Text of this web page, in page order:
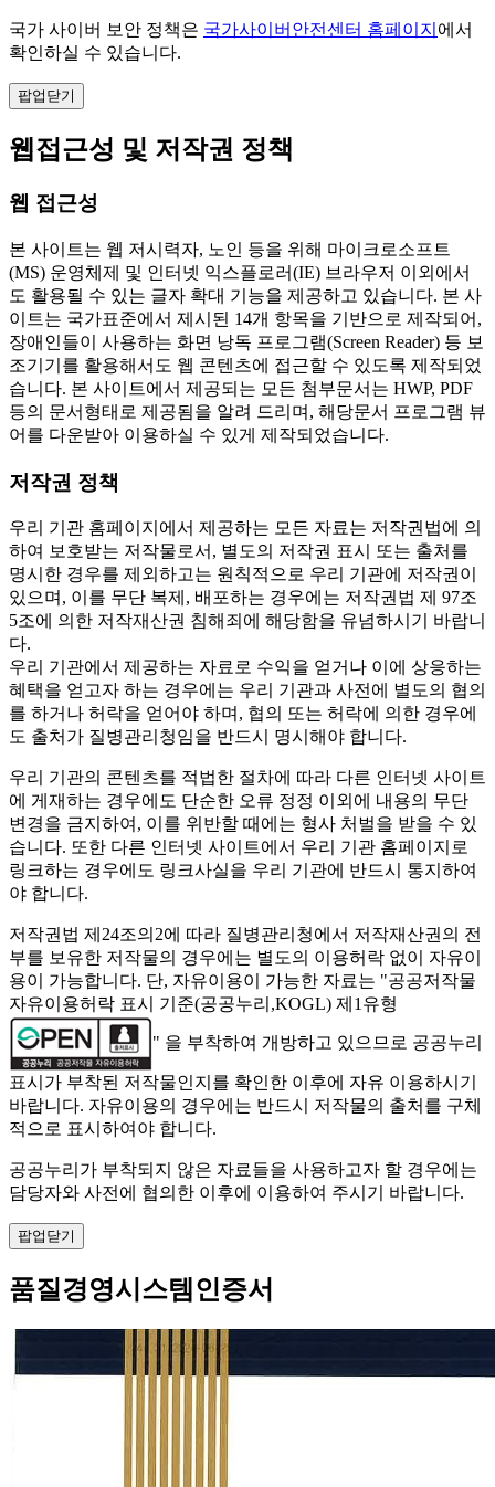
국가 사이버 보안 정책은 국가사이버안전센터 홈페이지 에서
확인하실 수 있습니다.
팝업닫기
웹접근성 및 저작권 정책
웹 접근성
본 사이트는 웹 저시력자, 노인 등을 위해 마이크로소프트
(MS) 운영체제 및 인터넷 익스플로러(IE) 브라우저 이외에서
도 활용될 수 있는 글자 확대 기능을 제공하고 있습니다. 본 사
이트는 국가표준에서 제시된 14개 항목을 기반으로 제작되어,
장애인들이 사용하는 화면 낭독 프로그램(Screen Reader) 등 보
조기기를 활용해서도 웹 콘텐츠에 접근할 수 있도록 제작되었
습니다. 본 사이트에서 제공되는 모든 첨부문서는 HWP, PDF
등의 문서형태로 제공됨을 알려 드리며, 해당문서 프로그램 뷰
어를 다운받아 이용하실 수 있게 제작되었습니다.
저작권 정책
우리 기관 홈페이지에서 제공하는 모든 자료는 저작권법에 의
하여 보호받는 저작물로서, 별도의 저작권 표시 또는 출처를
명시한 경우를 제외하고는 원칙적으로 우리 기관에 저작권이
있으며, 이를 무단 복제, 배포하는 경우에는 저작권법 제 97조
5조에 의한 저작재산권 침해죄에 해당함을 유념하시기 바랍니
다.
우리 기관에서 제공하는 자료로 수익을 얻거나 이에 상응하는
혜택을 얻고자 하는 경우에는 우리 기관과 사전에 별도의 협의
를 하거나 허락을 얻어야 하며, 협의 또는 허락에 의한 경우에
도 출처가 질병관리청임을 반드시 명시해야 합니다.
우리 기관의 콘텐츠를 적법한 절차에 따라 다른 인터넷 사이트
에 게재하는 경우에도 단순한 오류 정정 이외에 내용의 무단
변경을 금지하여, 이를 위반할 때에는 형사 처벌을 받을 수 있
습니다. 또한 다른 인터넷 사이트에서 우리 기관 홈페이지로
링크하는 경우에도 링크사실을 우리 기관에 반드시 통지하여
야 합니다.
저작권법 제24조의2에 따라 질병관리청에서 저작재산권의 전
부를 보유한 저작물의 경우에는 별도의 이용허락 없이 자유이
용이 가능합니다. 단, 자유이용이 가능한 자료는 "공공저작물
자유이용허락 표시 기준(공공누리,KOGL) 제1유형
" 을 부착하여 개방하고 있으므로 공공누리
표시가 부착된 저작물인지를 확인한 이후에 자유 이용하시기
바랍니다. 자유이용의 경우에는 반드시 저작물의 출처를 구체
적으로 표시하여야 합니다.
공공누리가 부착되지 않은 자료들을 사용하고자 할 경우에는
담당자와 사전에 협의한 이후에 이용하여 주시기 바랍니다.
팝업닫기
품질경영시스템인증서